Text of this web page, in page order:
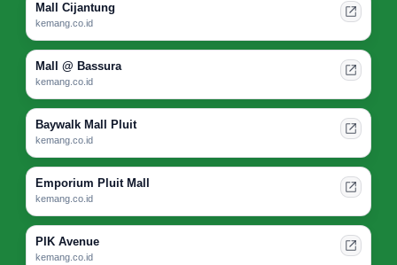
Mall Cijantung
kemang.co.id
Mall @ Bassura
kemang.co.id
Baywalk Mall Pluit
kemang.co.id
Emporium Pluit Mall
kemang.co.id
PIK Avenue
kemang.co.id